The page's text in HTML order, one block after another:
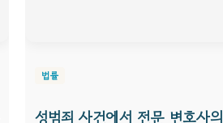
법률
성범죄 사건에서 전문 변호사의